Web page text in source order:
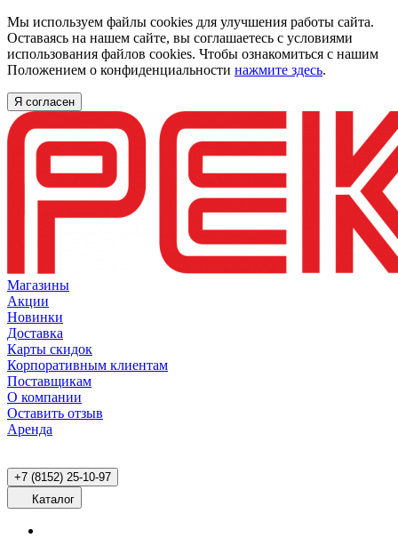
Мы используем файлы cookies для улучшения работы сайта.
Оставаясь на нашем сайте, вы соглашаетесь с условиями
использования файлов cookies. Чтобы ознакомиться с нашим
Положением о конфиденциальности нажмите здесь.
Я согласен
Магазины
Акции
Новинки
Доставка
Карты скидок
Корпоративным клиентам
Поставщикам
О компании
Оставить отзыв
Аренда
+7 (8152) 25-10-97
Каталог